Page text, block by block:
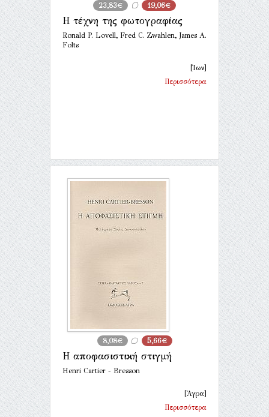
23,83€ 19,06€
Η τέχνη της φωτογραφίας
Ronald P. Lovell, Fred C. Zwahlen, James A.
Folts
[Ίων]
Περισσότερα
8,08€ 5,66€
Η αποφασιστική στιγμή
Henri Cartier - Bresson
[Άγρα]
Περισσότερα